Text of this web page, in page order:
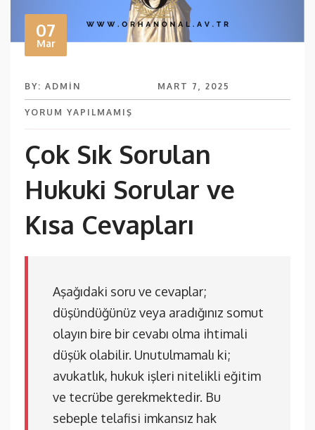
07
Mar
BY: ADMIN MART 7, 2025
YORUM YAPILMAMIŞ
Çok Sık Sorulan
Hukuki Sorular ve
Kısa Cevapları
Aşağıdaki soru ve cevaplar;
düşündüğünüz veya aradığınız somut
olayın bire bir cevabı olma ihtimali
düşük olabilir. Unutulmamalı ki;
avukatlık, hukuk işleri nitelikli eğitim
ve tecrübe gerekmektedir. Bu
sebeple telafisi imkansız hak